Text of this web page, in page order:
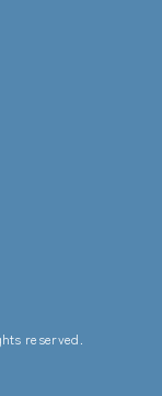
reserved.